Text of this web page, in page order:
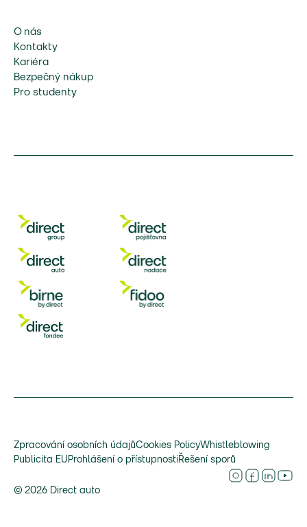
O nás
Kontakty
Kariéra
Bezpečný nákup
Pro studenty
Zpracování osobních údajůCookies PolicyWhistleblowing
Publicita EU Prohlášení o přístupnosti Řešení sporů
© 2026 Direct auto